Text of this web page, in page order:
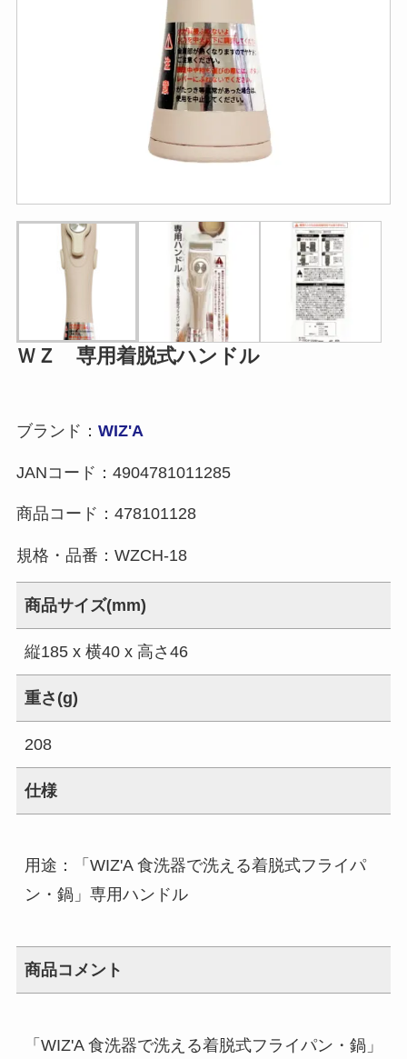
ＷＺ 専用着脱式ハンドル
ブランド： WIZ'A
JANコード： 4904781011285
商品コード： 478101128
規格・品番： WZCH-18
商品サイズ(mm)
縦185 x 横40 x 高さ46
重さ(g)
208
仕様
用途：「WIZ'A 食洗器で洗える着脱式フライパ
ン・鍋」専用ハンドル
商品コメント
「WIZ'A 食洗器で洗える着脱式フライパン・鍋」